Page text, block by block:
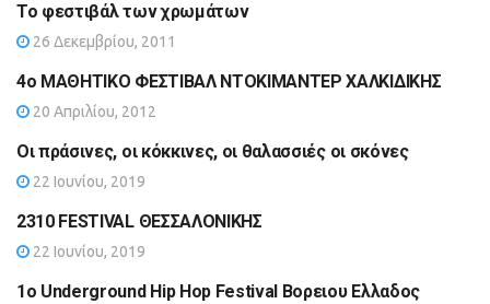
Το φεστιβάλ των χρωμάτων
26 Δεκεμβρίου, 2011
4ο ΜΑΘΗΤΙΚΟ ΦΕΣΤΙΒΑΛ ΝΤΟΚΙΜΑΝΤΕΡ ΧΑΛΚΙΔΙΚΗΣ
20 Απριλίου, 2012
Οι πράσινες, οι κόκκινες, οι θαλασσιές οι σκόνες
22 Ιουνίου, 2019
2310 FESTIVAL ΘΕΣΣΑΛΟΝΙΚΗΣ
22 Ιουνίου, 2019
1o Underground Hip Hop Festival Βορειου Ελλαδος